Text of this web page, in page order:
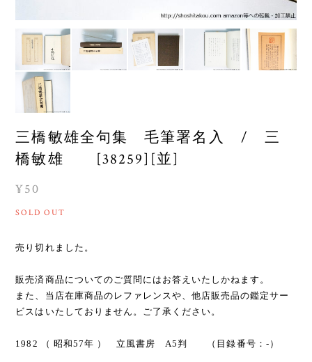
三橋敏雄全句集 毛筆署名入 / 三
橋敏雄 [38259][並]
¥50
SOLD OUT
売り切れました。
販売済商品についてのご質問にはお答えいたしかねます。
また、当店在庫商品のレファレンスや、他店販売品の鑑定サー
ビスはいたしておりません。ご了承ください。
1982 （ 昭和57年 ） 立風書房 A5判 （目録番号：-）